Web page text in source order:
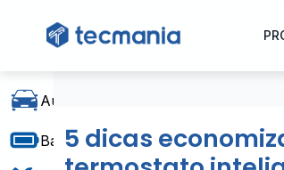
Baterias e Alimentação
5 dicas